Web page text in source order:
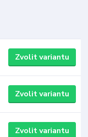
Zvolit variantu
Zvolit variantu
Zvolit variantu